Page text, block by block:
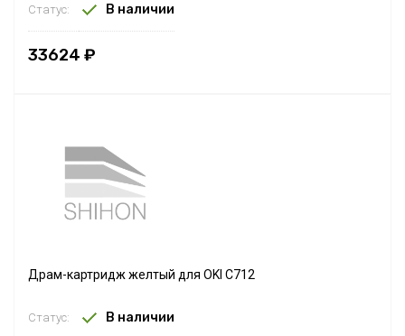
Статус: В наличии
33624 ₽
Драм-картридж желтый для OKI C712
Статус: В наличии